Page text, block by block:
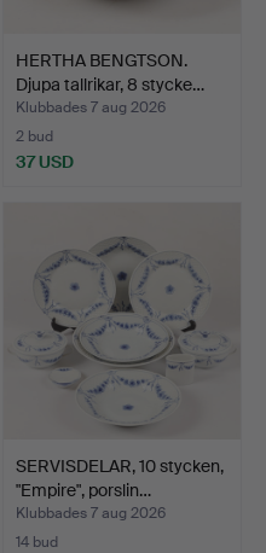
HERTHA BENGTSON.
Djupa tallrikar, 8 stycke…
Klubbades 7 aug 2026
2 bud
37 USD
SERVISDELAR, 10 stycken,
"Empire", porslin…
Klubbades 7 aug 2026
14 bud